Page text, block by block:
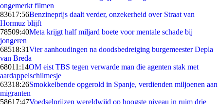
ongemerkt filmen
83617:56Benzineprijs daalt verder, onzekerheid over Straat van
Hormuz blijft
78509:40Meta krijgt half miljard boete voor mentale schade bij
jongeren
68518:31Vier aanhoudingen na doodsbedreiging burgemeester Depla
van Breda
68011:14OM eist TBS tegen verwarde man die agenten stak met
aardappelschilmesje
63318:26Smokkelbende opgerold in Spanje, verdienden miljoenen aan
migranten
58617:47Voedselprijzen wereldwijd op hoogste niveau in ruim drie